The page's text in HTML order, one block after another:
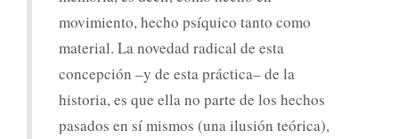
movimiento, hecho psíquico tanto como
material. La novedad radical de esta
concepción –y de esta práctica– de la
historia, es que ella no parte de los hechos
pasados en sí mismos (una ilusión teórica),